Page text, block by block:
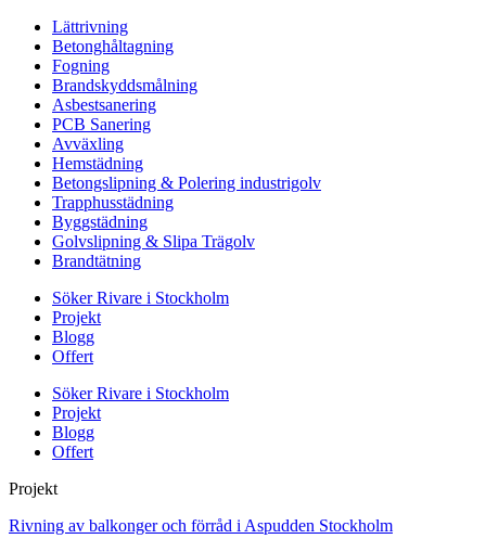
Lättrivning
Betonghåltagning
Fogning
Brandskyddsmålning
Asbestsanering
PCB Sanering
Avväxling
Hemstädning
Betongslipning & Polering industrigolv
Trapphusstädning
Byggstädning
Golvslipning & Slipa Trägolv
Brandtätning
Söker Rivare i Stockholm
Projekt
Blogg
Offert
Söker Rivare i Stockholm
Projekt
Blogg
Offert
Projekt
Rivning av balkonger och förråd i Aspudden Stockholm